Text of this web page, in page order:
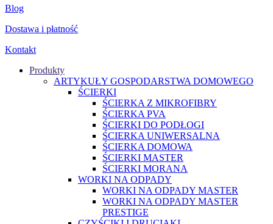
Blog
Dostawa i płatność
Kontakt
Produkty
ARTYKUŁY GOSPODARSTWA DOMOWEGO
ŚCIERKI
ŚCIERKA Z MIKROFIBRY
ŚCIERKA PVA
ŚCIERKI DO PODŁOGI
ŚCIERKA UNIWERSALNA
ŚCIERKA DOMOWA
ŚCIERKI MASTER
ŚCIERKI MORANA
WORKI NA ODPADY
WORKI NA ODPADY MASTER
WORKI NA ODPADY MASTER
PRESTIGE